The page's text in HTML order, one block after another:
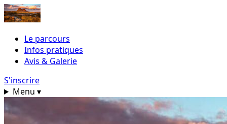
Le parcours
Infos pratiques
Avis & Galerie
S'inscrire
Menu ▾